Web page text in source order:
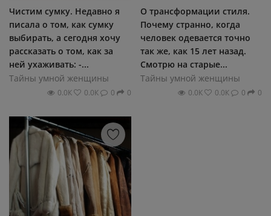
Чистим сумку. Недавно я
писала о том, как сумку
выбирать, а сегодня хочу
рассказать о том, как за
ней ухаживать: -...
Тайны умной женщины
0.0К 0.0К 0 0
О трансформации стиля.
Почему странно, когда
человек одевается точно
так же, как 15 лет назад.
Смотрю на старые...
Тайны умной женщины
0.0К 0.0К 0 0